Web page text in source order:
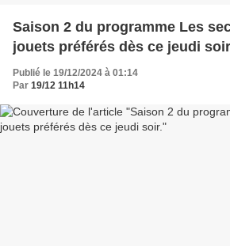
Saison 2 du programme Les
jouets préférés dès ce jeudi
Publié le 19/12/2024 à 01:14
Par 19/12 11h14